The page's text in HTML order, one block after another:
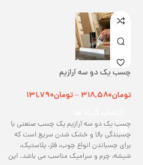
چسب یک دو سه آرازیم
تومان۳۱۸,۵۸۰ –تومان۱۳۱,۷۹۰
چسب یک دو سه آرازیم یک چسب صنعتی با
چسبندگی بالا و خشک شدن سریع است که
برای چسباندن انواع چوب، فلز، پلاستیک،
شیشه، چرم و سرامیک مناسب می‌ باشد. این